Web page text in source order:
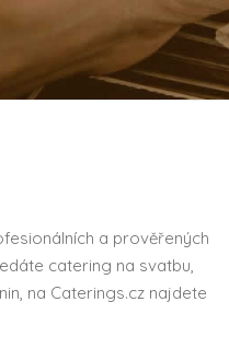
a prověřených
catering na svatbu,
na Caterings.cz najdete